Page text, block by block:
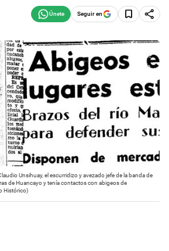
Seguir en
Unsihuay, el escurridizo y avezado jefe de la banda de
de Huancayo y tenía contactos con abigeos de
Histórico)